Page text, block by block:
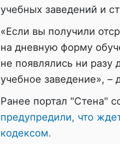
учебных заведений и
«Если вы получили
на дневную форму
не появлялись ни разу
учебное заведение», –
Ранее портал "Стена"
предупредили, что
кодексом.